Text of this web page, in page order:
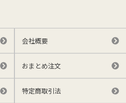
会社概要
おまとめ注文
特定商取引法